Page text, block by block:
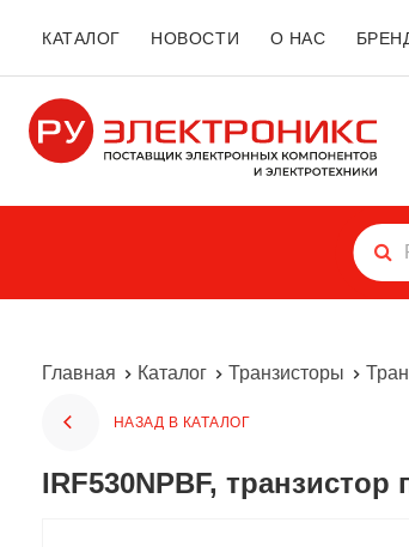
КАТАЛОГ НОВОСТИ О НАС
Главная Каталог Транзисторы
НАЗАД В КАТАЛОГ
IRF530NPBF,